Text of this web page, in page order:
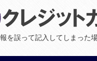
を誤って記入してしまった